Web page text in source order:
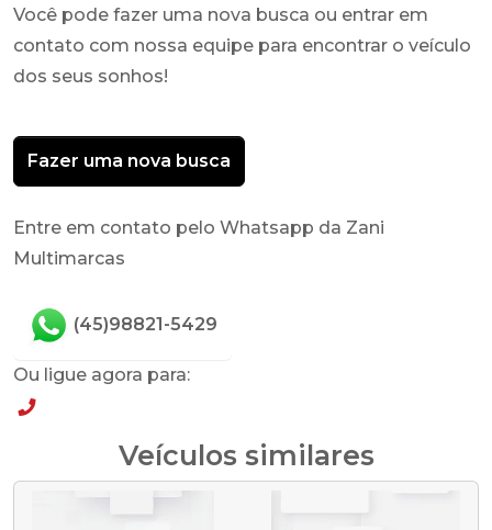
Você pode fazer uma nova busca ou entrar em
contato com nossa equipe para encontrar o veículo
dos seus sonhos!
Fazer uma nova busca
Entre em contato pelo Whatsapp da Zani
Multimarcas
(45)98821-5429
Ou ligue agora para:
Veículos similares